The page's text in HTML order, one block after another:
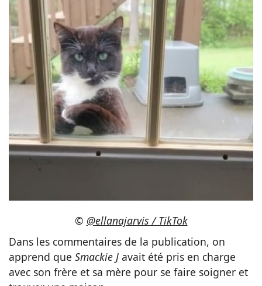
© @ellanajarvis / TikTok
Dans les commentaires de la publication, on
apprend que Smackie J avait été pris en charge
avec son frère et sa mère pour se faire soigner et